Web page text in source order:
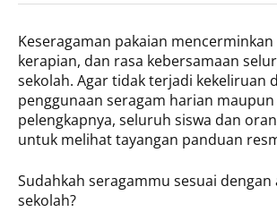
Keseragaman pakaian
kerapian, dan rasa kebersamaan
sekolah. Agar tidak terjadi kekeliruan
penggunaan seragam harian
pelengkapnya, seluruh siswa dan
untuk melihat tayangan panduan
Sudahkah seragammu sesuai
sekolah?